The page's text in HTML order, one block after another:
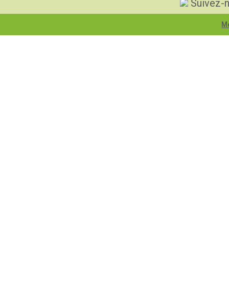
Suivez-